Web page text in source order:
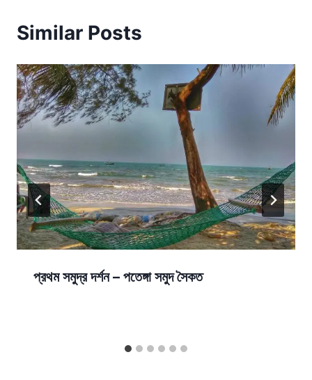
Similar Posts
প্রথম সমুদ্র দর্শন – পতেঙ্গা সমুদ সৈকত